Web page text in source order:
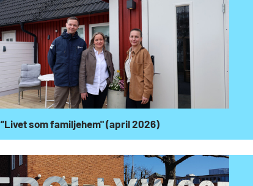
”Livet som familjehem" (april 2026)